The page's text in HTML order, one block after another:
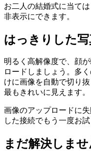
お二人の結婚式に当て
非表示にできます。
はっきりした写
明るく高解像度で、顔
ロードしましょう。多
けに画像を自動で切り
最もきれいに見えます。
画像のアップロードに
した接続でもう一度お試
まだ解決しませ